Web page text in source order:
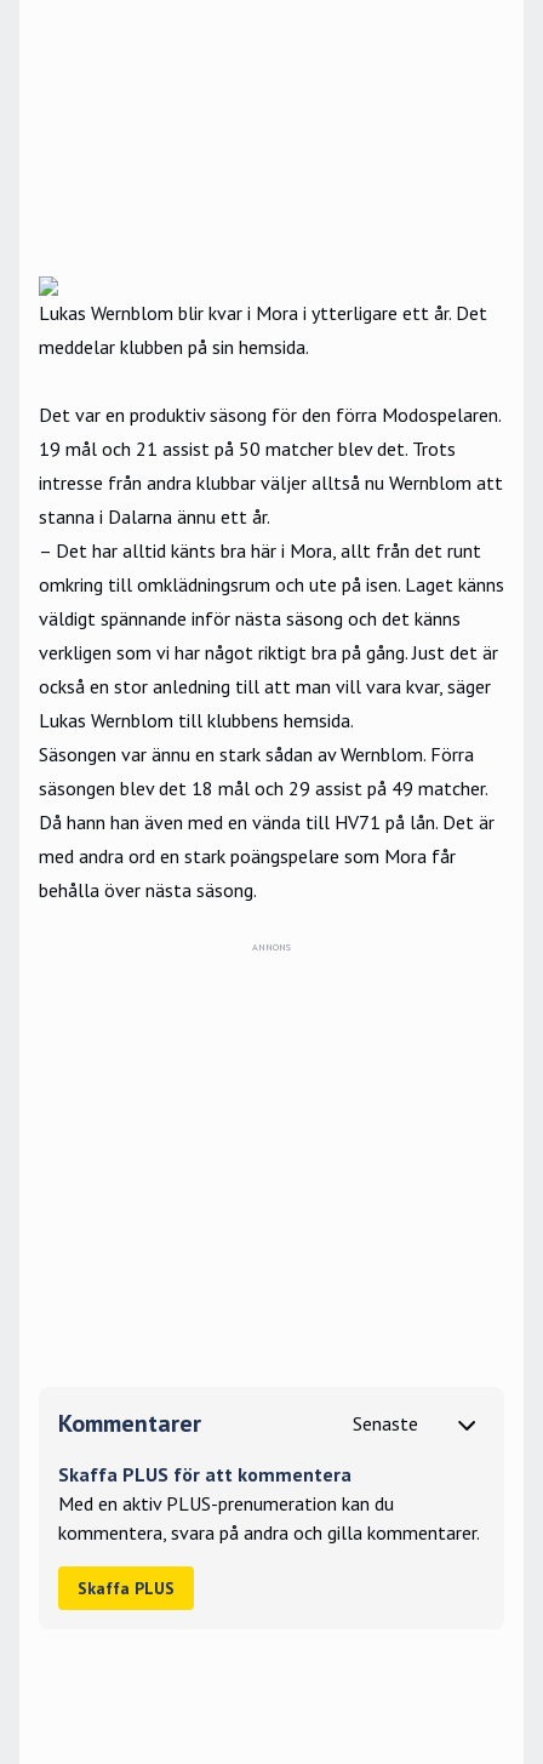
Lukas Wernblom blir kvar i Mora i ytterligare ett år. Det
meddelar klubben på sin hemsida.
Det var en produktiv säsong för den förra Modospelaren.
19 mål och 21 assist på 50 matcher blev det. Trots
intresse från andra klubbar väljer alltså nu Wernblom att
stanna i Dalarna ännu ett år.
– Det har alltid känts bra här i Mora, allt från det runt
omkring till omklädningsrum och ute på isen. Laget känns
väldigt spännande inför nästa säsong och det känns
verkligen som vi har något riktigt bra på gång. Just det är
också en stor anledning till att man vill vara kvar, säger
Lukas Wernblom till klubbens hemsida.
Säsongen var ännu en stark sådan av Wernblom. Förra
säsongen blev det 18 mål och 29 assist på 49 matcher.
Då hann han även med en vända till HV71 på lån. Det är
med andra ord en stark poängspelare som Mora får
behålla över nästa säsong.
Kommentarer
Skaffa PLUS för att kommentera
Med en aktiv PLUS-prenumeration kan du
kommentera, svara på andra och gilla kommentarer.
Skaffa PLUS